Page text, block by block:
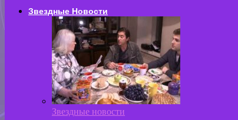
Звездные Новости
Звездные новости